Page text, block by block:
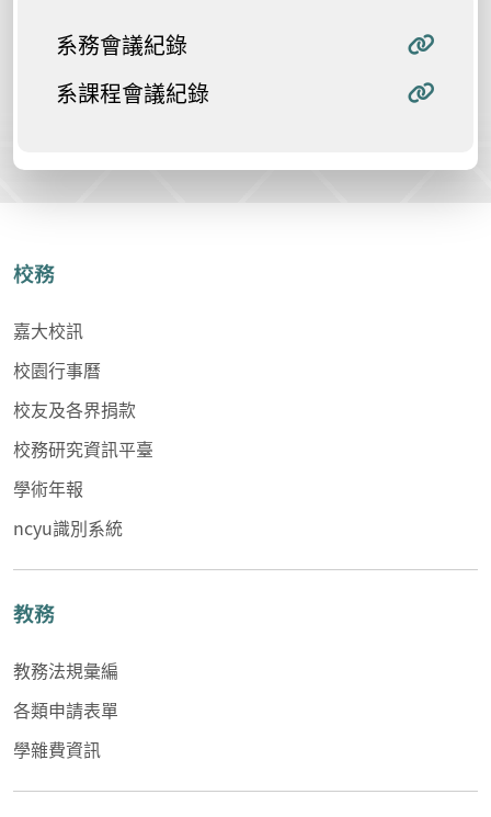
系務會議紀錄
系課程會議紀錄
校務
嘉大校訊
校園行事曆
校友及各界捐款
校務研究資訊平臺
學術年報
ncyu識別系統
教務
教務法規彙編
各類申請表單
學雜費資訊